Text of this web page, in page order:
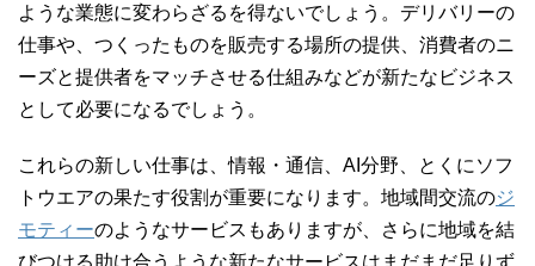
ような業態に変わらざるを得ないでしょう。デリバリーの
仕事や、つくったものを販売する場所の提供、消費者のニ
ーズと提供者をマッチさせる仕組みなどが新たなビジネス
として必要になるでしょう。
これらの新しい仕事は、情報・通信、AI分野、とくにソフ
トウエアの果たす役割が重要になります。地域間交流のジ
モティーのようなサービスもありますが、さらに地域を結
びつける助け合うような新たなサービスはまだまだ足りず